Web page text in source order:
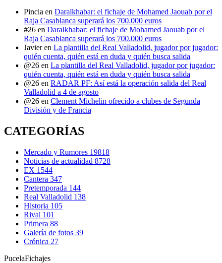
Pincia en Daralkhabar: el fichaje de Mohamed Jaouab por el
Raja Casablanca superará los 700.000 euros
#26 en Daralkhabar: el fichaje de Mohamed Jaouab por el
Raja Casablanca superará los 700.000 euros
Javier en La plantilla del Real Valladolid, jugador por jugador:
quién cuenta, quién está en duda y quién busca salida
@26 en La plantilla del Real Valladolid, jugador por jugador:
quién cuenta, quién está en duda y quién busca salida
@26 en RADAR PF: Así está la operación salida del Real
Valladolid a 4 de agosto
@26 en Clement Michelin ofrecido a clubes de Segunda
División y de Francia
CATEGORÍAS
Mercado y Rumores 19818
Noticias de actualidad 8728
EX 1544
Cantera 347
Pretemporada 144
Real Valladolid 138
Historia 105
Rival 101
Primera 88
Galería de fotos 39
Crónica 27
PucelaFichajes